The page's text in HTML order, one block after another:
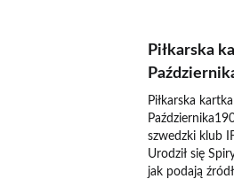
Piłkarska
Piłkarska
szwedzki klub
Urodził się
jak podają